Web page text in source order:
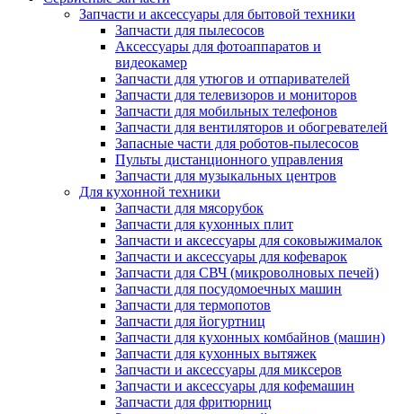
Запчасти и аксессуары для бытовой техники
Запчасти для пылесосов
Аксессуары для фотоаппаратов и
видеокамер
Запчасти для утюгов и отпаривателей
Запчасти для телевизоров и мониторов
Запчасти для мобильных телефонов
Запчасти для вентиляторов и обогревателей
Запасные части для роботов-пылесосов
Пульты дистанционного управления
Запчасти для музыкальных центров
Для кухонной техники
Запчасти для мясорубок
Запчасти для кухонных плит
Запчасти и аксессуары для соковыжималок
Запчасти и аксессуары для кофеварок
Запчасти для СВЧ (микроволновых печей)
Запчасти для посудомоечных машин
Запчасти для термопотов
Запчасти для йогуртниц
Запчасти для кухонных комбайнов (машин)
Запчасти для кухонных вытяжек
Запчасти и аксессуары для миксеров
Запчасти и аксессуары для кофемашин
Запчасти для фритюрниц